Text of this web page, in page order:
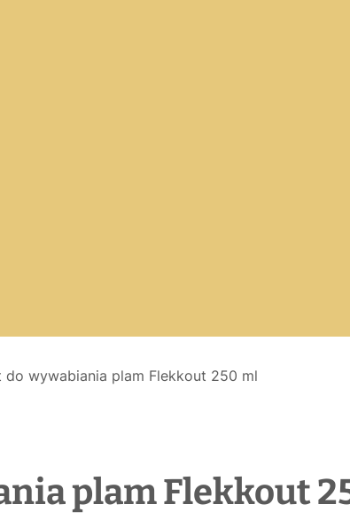
do wywabiania plam Flekkout 250 ml
plam Flekkout